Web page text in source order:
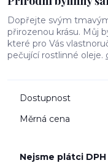
Dopřejte svým
přirozenou krásu. Můj
které pro Vás
pečující rostlinné oleje.
Dostupnost
Měrná cena
Nejsme plátci DPH